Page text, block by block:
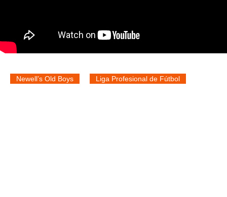
Newell’s Old Boys Liga Profesional de Fútbol